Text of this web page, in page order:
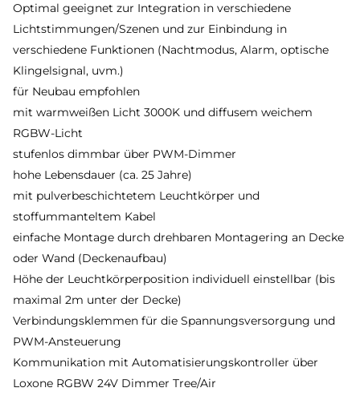
Optimal geeignet zur Integration in verschiedene
Lichtstimmungen/Szenen und zur Einbindung in
verschiedene Funktionen (Nachtmodus, Alarm, optische
Klingelsignal, uvm.)
für Neubau empfohlen
mit warmweißen Licht 3000K und diffusem weichem
RGBW-Licht
stufenlos dimmbar über PWM-Dimmer
hohe Lebensdauer (ca. 25 Jahre)
mit pulverbeschichtetem Leuchtkörper und
stoffummanteltem Kabel
einfache Montage durch drehbaren Montagering an Decke
oder Wand (Deckenaufbau)
Höhe der Leuchtkörperposition individuell einstellbar (bis
maximal 2m unter der Decke)
Verbindungsklemmen für die Spannungsversorgung und
PWM-Ansteuerung
Kommunikation mit Automatisierungskontroller über
Loxone RGBW 24V Dimmer Tree/Air